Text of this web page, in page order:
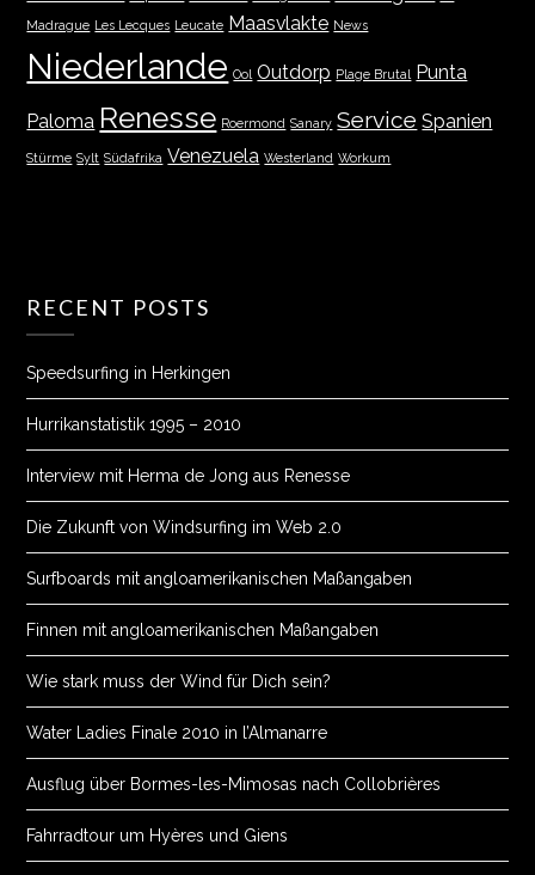
Madrague Les Lecques Leucate Maasvlakte News
Niederlande Ool Outdorp Plage Brutal Punta
Paloma Renesse Roermond Sanary Service Spanien
Stürme Sylt Südafrika Venezuela Westerland Workum
RECENT POSTS
Speedsurfing in Herkingen
Hurrikanstatistik 1995 – 2010
Interview mit Herma de Jong aus Renesse
Die Zukunft von Windsurfing im Web 2.0
Surfboards mit angloamerikanischen Maßangaben
Finnen mit angloamerikanischen Maßangaben
Wie stark muss der Wind für Dich sein?
Water Ladies Finale 2010 in l’Almanarre
Ausflug über Bormes-les-Mimosas nach Collobrières
Fahrradtour um Hyères und Giens